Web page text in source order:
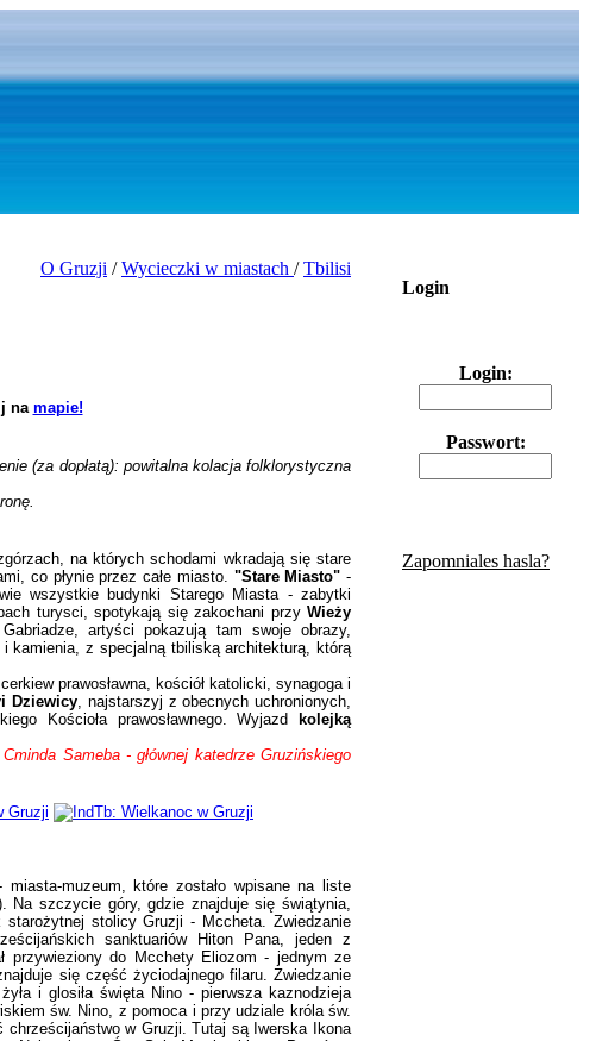
O Gruzji /Wycieczki w miastach /Tbilisi
na mapie!
(za dopłatą): powitalna kolacja folklorystyczna
na których schodami wkradają się stare
co płynie przez całe miasto. "Stare Miasto" -
wszystkie budynki Starego Miasta - zabytki
turysci, spotykają się zakochani przy Wieży
artyści pokazują tam swoje obrazy,
kamienia, z specjalną tbiliską architekturą, którą
prawosławna, kościół katolicki, synagoga i
Dziewicy, najstarszyj z obecnych uchronionych,
Kościoła prawosławnego.Wyjazd
kolejką
Sameba - głównej katedrze Gruzińskiego
miasta-muzeum, które zostało wpisane na liste
Na szczycie góry, gdzie znajduje się świątynia,
stolicy Gruzji - Mccheta. Zwiedzanie
sanktuariów Hiton Pana, jeden z
przywieziony do Mcchety Eliozom - jednym ze
się część życiodajnego filaru. Zwiedzanie
i glosiła święta Nino - pierwsza kaznodzieja
św. Nino, z pomoca i przy udziale króla św.
chrześcijaństwo w Gruzji. Tutaj są Iwerska Ikona
Login
Login:
Passwort:
Zapomniales hasla?